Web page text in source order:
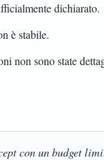
dichiarato.
è stabile.
non sono state
con un budget